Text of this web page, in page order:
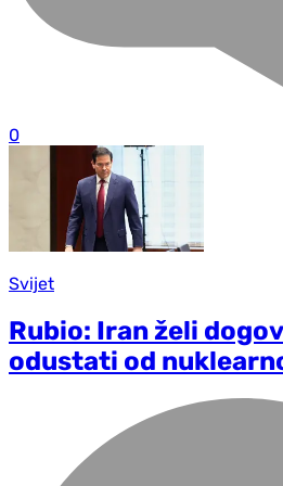
0
Svijet
Rubio: Iran želi
odustati od